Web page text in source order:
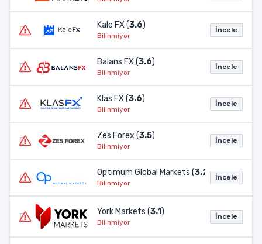
Kale FX (3.6)
Bilinmiyor
İncele
Balans FX (3.6)
Bilinmiyor
İncele
Klas FX (3.6)
Bilinmiyor
İncele
Zes Forex (3.5)
Bilinmiyor
İncele
Optimum Global Markets (3.2 )
Bilinmiyor
İncele
York Markets (3.1)
Bilinmiyor
İncele